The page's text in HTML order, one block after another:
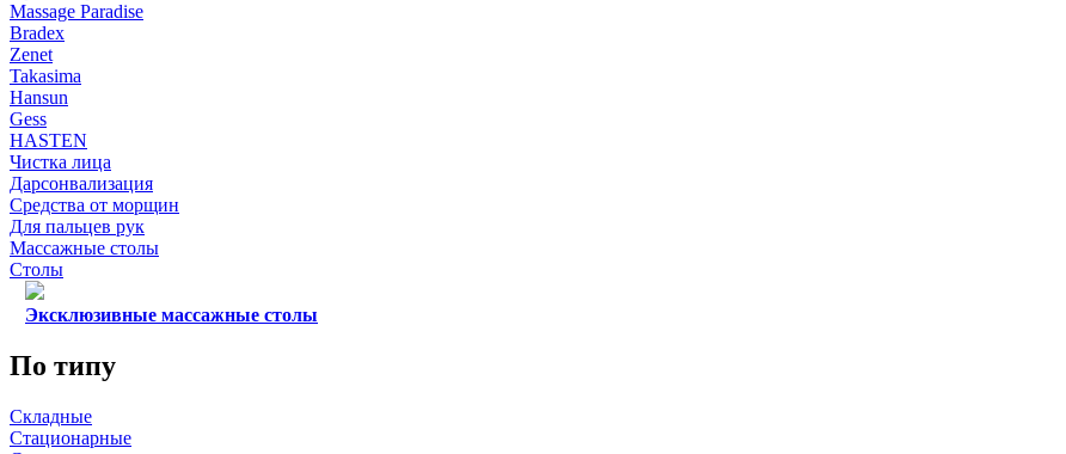
Massage Paradise
Bradex
Zenet
Takasima
Hansun
Gess
HASTEN
Чистка лица
Дарсонвализация
Средства от морщин
Для пальцев рук
Массажные столы
Столы
Эксклюзивные массажные столы
По типу
Складные
Стационарные